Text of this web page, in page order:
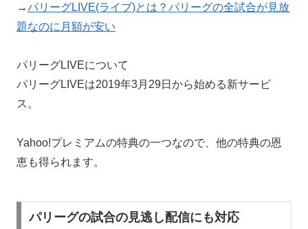
→パリーグLIVE(ライブ)とは？パリーグの全試合が見放
題なのに月額が安い
パリーグLIVEについて
パリーグLIVEは2019年3月29日から始める新サービ
ス。
Yahoo!プレミアムの特典の一つなので、他の特典の恩
恵も得られます。
パリーグの試合の見逃し配信にも対応